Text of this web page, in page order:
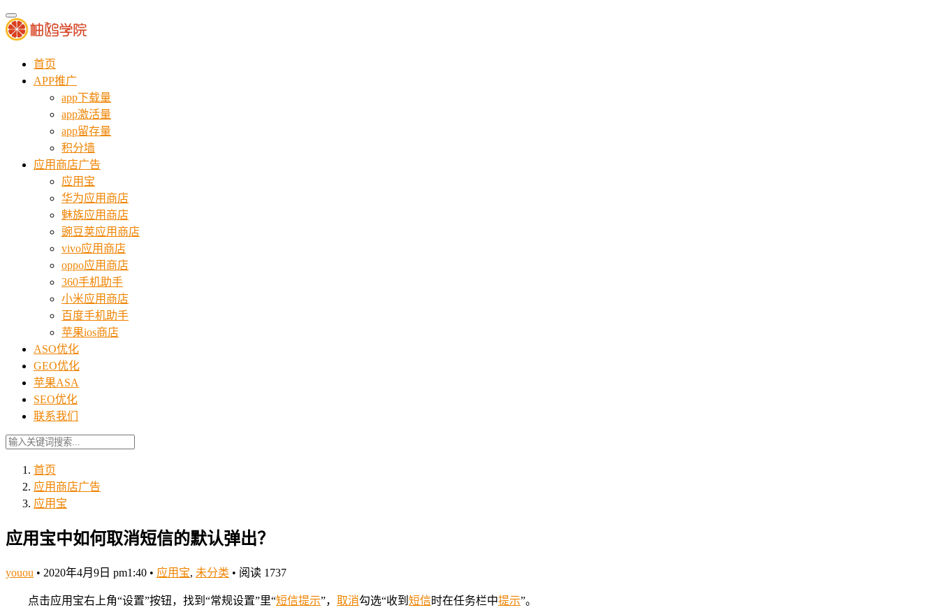
首页
APP推广
app下载量
app激活量
app留存量
积分墙
应用商店广告
应用宝
华为应用商店
魅族应用商店
豌豆荚应用商店
vivo应用商店
oppo应用商店
360手机助手
小米应用商店
百度手机助手
苹果ios商店
ASO优化
GEO优化
苹果ASA
SEO优化
联系我们
首页
应用商店广告
应用宝
应用宝中如何取消短信的默认弹出？
youou • 2020年4月9日 pm1:40 • 应用宝, 未分类 • 阅读 1737
点击应用宝右上角“设置”按钮，找到“常规设置”里“短信提示”， 取消勾选“收到 短信时在任务栏中提示”。